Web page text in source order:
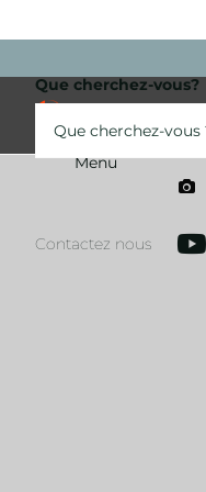
Que cherchez-vous?
Menu
Contactez nous